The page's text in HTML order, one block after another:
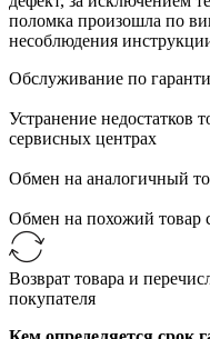
поломка произошла по
несоблюдения
Обслуживание по
Устранение недостатков
сервисных центрах
Обмен на аналогичный
Обмен на похожий товар
Возврат товара и
покупателя